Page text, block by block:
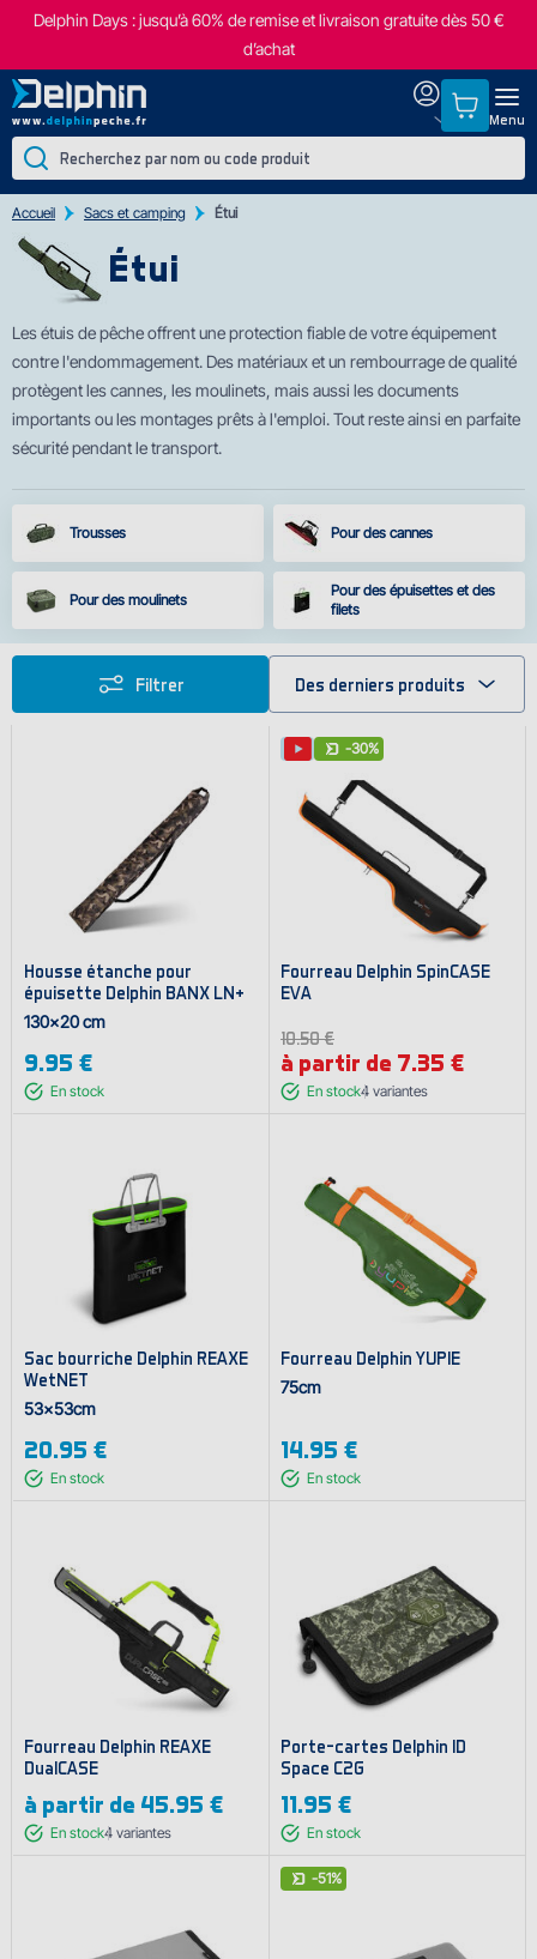
Delphin Days : jusqu’à 60% de remise et livraison gratuite dès 50 €
d’achat
Menu
Accueil Sacs et camping Étui
Étui
Les étuis de pêche offrent une protection fiable de votre équipement
contre l'endommagement. Des matériaux et un rembourrage de qualité
protègent les cannes, les moulinets, mais aussi les documents
importants ou les montages prêts à l'emploi. Tout reste ainsi en parfaite
sécurité pendant le transport.
Trousses Pour des cannes
Pour des moulinets
Pour des épuisettes et des
filets
Filtrer Des derniers produits
Housse étanche pour
épuisette Delphin BANX LN+
130x20 cm
9.95 €
En stock
-30%
Fourreau Delphin SpinCASE
EVA
10.50 €
à partir de 7.35 €
En stock4 variantes
Sac bourriche Delphin REAXE
WetNET
53x53cm
20.95 €
En stock
Fourreau Delphin YUPIE
75cm
14.95 €
En stock
Fourreau Delphin REAXE
DualCASE
à partir de 45.95 €
En stock4 variantes
Porte-cartes Delphin ID
Space C2G
11.95 €
En stock
-51%